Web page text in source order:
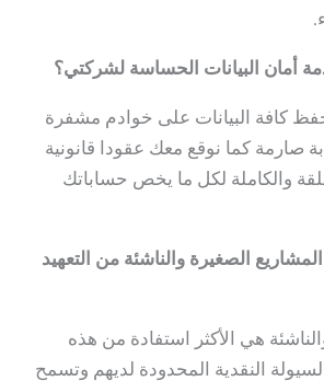
أمان البيانات الحساسة لشركتي؟
كافة البيانات على خوادم مشفرة
صارمة كما نوقع معك عقودا قانونية
والكاملة لكل ما يخص حساباتك
الصغيرة والناشئة من التعهيد
هي الأكثر استفادة من هذه
النقدية المحدودة لديهم وتسمح